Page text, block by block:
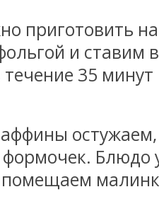
приготовить на
и ставим
35 минут
Блюдо